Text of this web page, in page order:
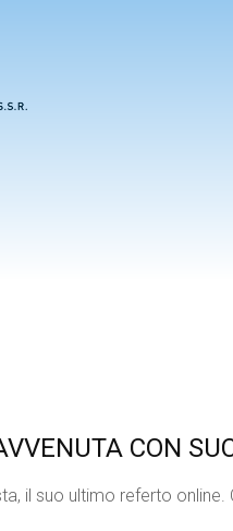
CON
il suo ultimo referto